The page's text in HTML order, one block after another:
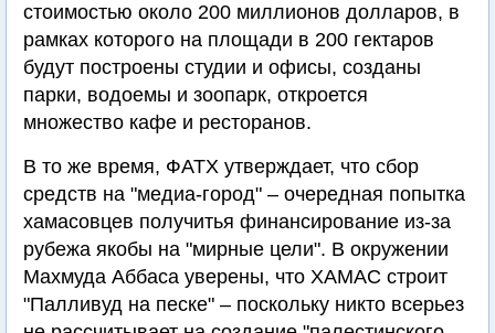
стоимостью около 200 миллионов долларов, в
рамках которого на площади в 200 гектаров
будут построены студии и офисы, созданы
парки, водоемы и зоопарк, откроется
множество кафе и ресторанов.
В то же время, ФАТХ утверждает, что сбор
средств на "медиа-город" – очередная попытка
хамасовцев получитья финансирование из-за
рубежа якобы на "мирные цели". В окружении
Махмуда Аббаса уверены, что ХАМАС строит
"Палливуд на песке" – поскольку никто всерьез